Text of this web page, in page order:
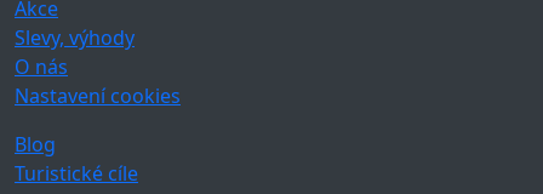
Akce
Slevy, výhody
O nás
Nastavení cookies
Blog
Turistické cíle